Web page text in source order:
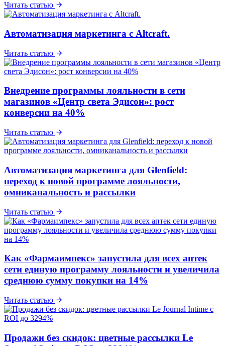
Читать статью
Автоматизация маркетинга с Altcraft.
Читать статью
Внедрение программы лояльности в сети
магазинов «Центр света Эдисон»: рост
конверсии на 40%
Читать статью
Автоматизация маркетинга для Glenfield:
переход к новой программе лояльности,
омниканальность и рассылки
Читать статью
Как «Фармаимпекс» запустила для всех аптек
сети единую программу лояльности и увеличила
среднюю сумму покупки на 14%
Читать статью
Продажи без скидок: цветные рассылки Le